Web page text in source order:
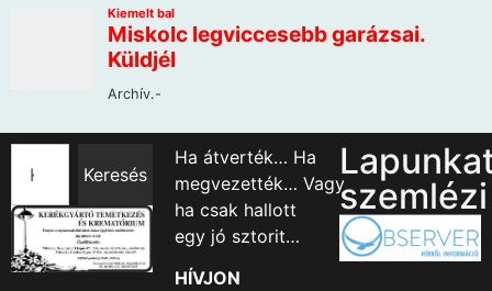
Keresés
Ha átverték… Ha
megvezették… Vagy
ha csak hallott
egy jó sztorit…
HÍVJON
szemlézi